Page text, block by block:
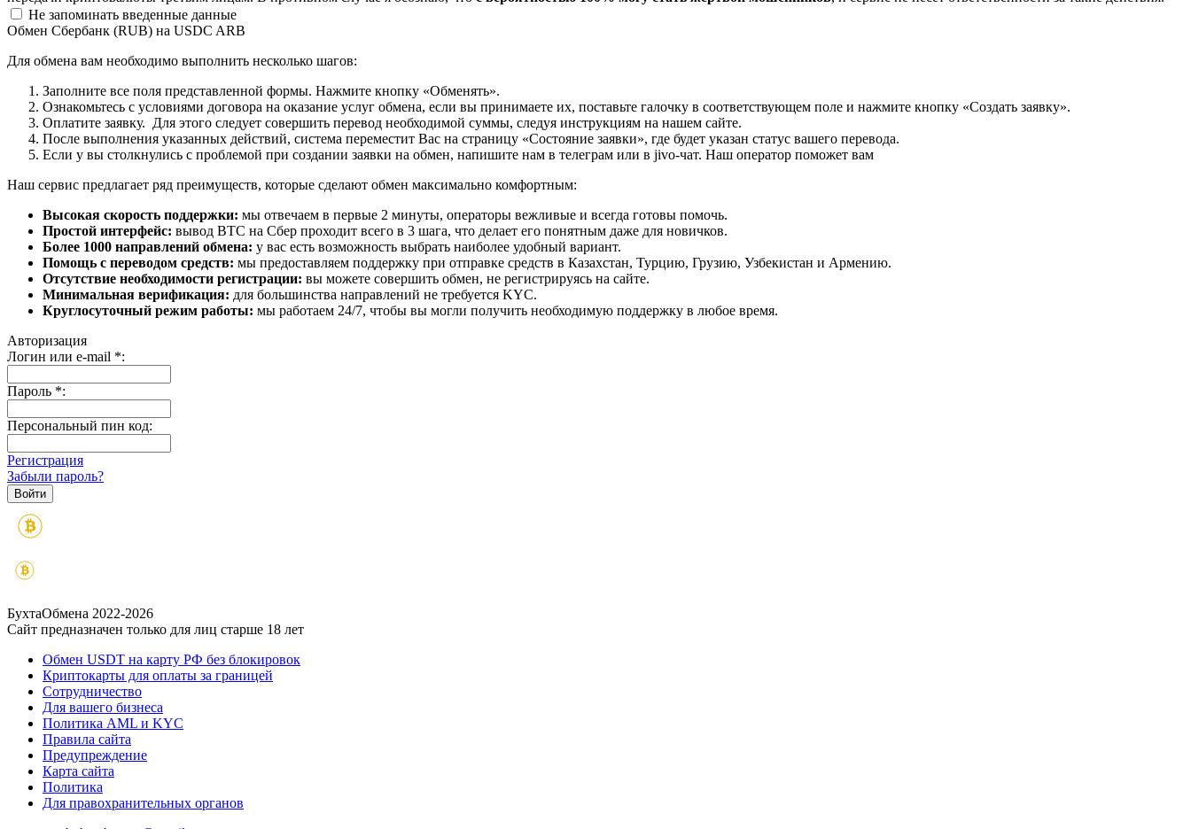
Не запоминать введенные данные
Обмен Сбербанк (RUB) на USDC ARB
Для обмена вам необходимо выполнить несколько шагов:
Заполните все поля представленной формы. Нажмите кнопку «Обменять».
Ознакомьтесь с условиями договора на оказание услуг обмена, если вы принимаете их, поставьте галочку в соответствующем поле и нажмите кнопку «Создать заявку».
Оплатите заявку. Для этого следует совершить перевод необходимой суммы, следуя инструкциям на нашем сайте.
После выполнения указанных действий, система переместит Вас на страницу «Состояние заявки», где будет указан статус вашего перевода.
Если у вы столкнулись с проблемой при создании заявки на обмен, напишите нам в телеграм или в jivo-чат. Наш оператор поможет вам
Наш сервис предлагает ряд преимуществ, которые сделают обмен максимально комфортным:
Высокая скорость поддержки: мы отвечаем в первые 2 минуты, операторы вежливые и всегда готовы помочь.
Простой интерфейс: вывод BTC на Сбер проходит всего в 3 шага, что делает его понятным даже для новичков.
Более 1000 направлений обмена: у вас есть возможность выбрать наиболее удобный вариант.
Помощь с переводом средств: мы предоставляем поддержку при отправке средств в Казахстан, Турцию, Грузию, Узбекистан и Армению.
Отсутствие необходимости регистрации: вы можете совершить обмен, не регистрируясь на сайте.
Минимальная верификация: для большинства направлений не требуется KYC.
Круглосуточный режим работы: мы работаем 24/7, чтобы вы могли получить необходимую поддержку в любое время.
Авторизация
Логин или e-mail *:
Пароль *:
Персональный пин код:
Регистрация
Забыли пароль?
БухтаОбмена 2022-2026
Сайт предназначен только для лиц старше 18 лет
Обмен USDT на карту РФ без блокировок
Криптокарты для оплаты за границей
Сотрудничество
Для вашего бизнеса
Политика AML и KYC
Правила сайта
Предупреждение
Карта сайта
Политика
Для правохранительных органов